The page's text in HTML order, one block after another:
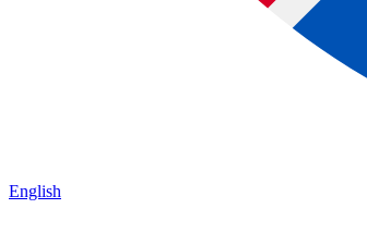
English